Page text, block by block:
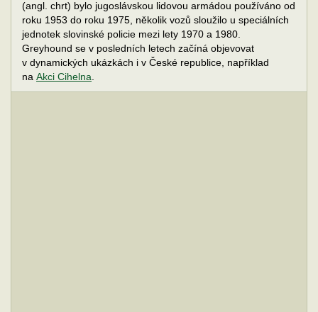
(angl. chrt) bylo jugoslávskou lidovou armádou používáno od
roku 1953 do roku 1975, několik vozů sloužilo u speciálních
jednotek slovinské policie mezi lety 1970 a 1980.
Greyhound se v posledních letech začíná objevovat
v dynamických ukázkách i v České republice, například
na Akci Cihelna.